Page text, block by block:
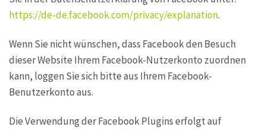
https://de-de.facebook.com/privacy/explanation.
Wenn Sie nicht wünschen, dass Facebook den Besuch
dieser Website Ihrem Facebook-Nutzerkonto zuordnen
kann, loggen Sie sich bitte aus Ihrem Facebook-
Benutzerkonto aus.
Die Verwendung der Facebook Plugins erfolgt auf